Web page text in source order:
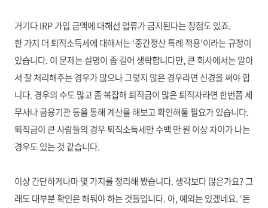
거기다 IRP 가입 금액에 대해선 압류가 금지된다는 장점도 있죠.
한 가지 더 퇴직소득세에 대해서는 ‘중간정산 특례 적용’이라는 규정이
있습니다. 이 문제는 설명이 좀 길어 생략합니다만, 큰 회사에서는 알아
서 잘 처리해주는 경우가 많으나 그렇지 않은 경우라면 신경을 써야 합
니다. 경우의 수도 많고 좀 복잡해 퇴직금이 많은 퇴직자라면 한번쯤 세
무사나 금융기관 등을 통해 계산을 해보고 확인해둘 필요가 있습니다.
퇴직금이 큰 사람들의 경우 퇴직소득세만 수백 만 원 이상 차이가 나는
경우도 있는 것 같습니다.
이상 간단하게나마 몇 가지를 정리해 봤습니다. 생각보다 많은가요? 그
래도 대부분 확인은 해둬야 하는 것들입니다. 아, 예외는 있겠네요. ‘돈